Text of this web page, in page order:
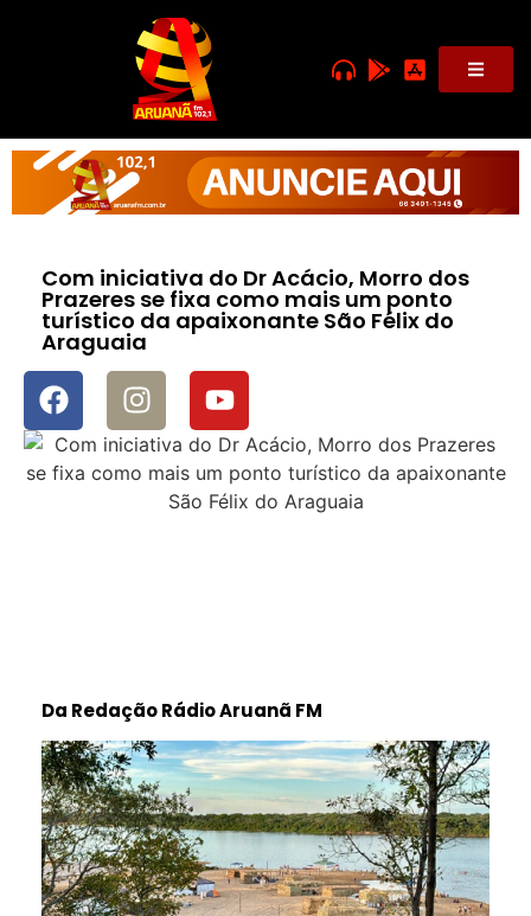
Com iniciativa do Dr Acácio, Morro dos
Prazeres se fixa como mais um ponto
turístico da apaixonante São Félix do
Araguaia
Da Redação Rádio Aruanã FM